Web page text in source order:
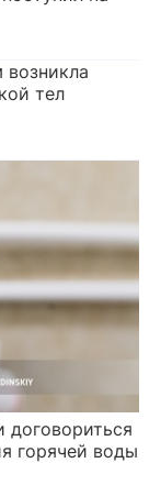
тел
договориться
горячей воды